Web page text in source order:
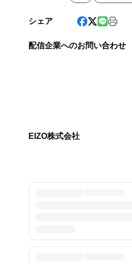
シェア
配信企業へのお問い合わせ
EIZO株式会社